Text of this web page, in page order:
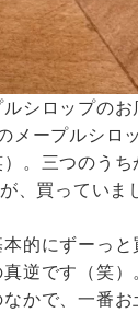
シロップの
ープルシロ
。三つのう
、買っていま
的にずーっと
逆です（笑）
かで、一番お